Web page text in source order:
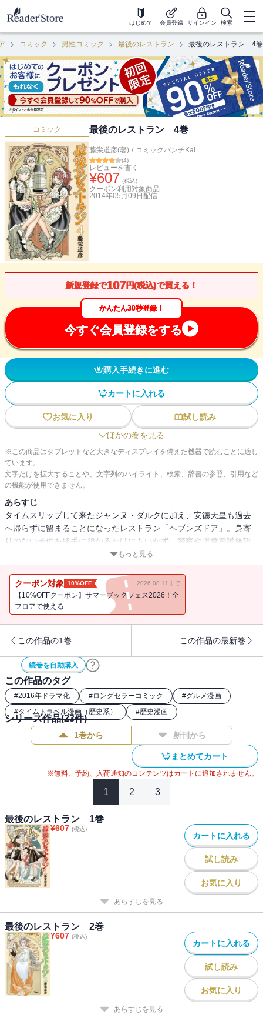
はじめて 会員登録 サインイン 検索
コミック 男性コミック 最後のレストラン 最後のレストラン 4巻
コミック 最後のレストラン 4巻
藤栄道彦(著) / コミックバンチKai
(4)
レビューを書く
¥607 (税込)
クーポン利用対象商品
2014年05月09日 配信
新規登録で107円(税込)で買える！
かんたん30秒登録！
今すぐ会員登録をする
購入手続きに進む
カートに入れる
お気に入り
試し読み
ほかの巻を見る
※この商品はタブレットなど大きなディスプレイを備えた機器で読むことに適し
ています。
文字だけを拡大することや、文字列のハイライト、検索、辞書の参照、引用など
の機能が使用できません。
あらすじ
タイムスリップして来たジャンヌ・ダルクに加え、安徳天皇も過去
へ帰らずに留まることになったレストラン「ヘブンズドア」。身寄
りのない子供を勝手に預かるわけにもいかず、警察や児童養護施設
の人間を呼ぶも、安徳天皇が放つあまりに強い威厳により皆恐縮し
統領のリンカーンがタイムスリップしてやって来るが……？ ほか
澤村榮治、ガンディー、リチャードＩ世がご来店！
もっと見る
クーポン対象 10%OFF 2026.08.11まで
【10%OFFクーポン】サマーブックフェス2026！全
フロアで使える
この作品の1巻 この作品の最新巻
続巻を自動購入
この作品のタグ
#2016年ドラマ化 #ロングセラーコミック #グルメ漫画
#タイムトラベル漫画（歴史系） #歴史漫画
シリーズ作品(23件)
1巻から 新刊から
まとめてカート
※無料、予約、入荷通知のコンテンツはカートに追加されません。
1 2 3
最後のレストラン 1巻
¥607 (税込)
カートに入れる
試し読み
お気に入り
あらすじを見る
最後のレストラン 2巻
¥607 (税込)
カートに入れる
試し読み
お気に入り
あらすじを見る